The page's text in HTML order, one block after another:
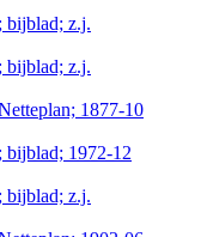
bijblad; z.j.
bijblad; z.j.
1877-10
bijblad; 1972-12
bijblad; z.j.